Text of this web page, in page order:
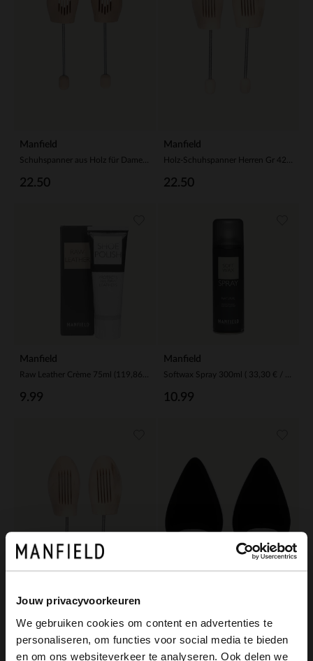
Jouw privacyvoorkeuren
We gebruiken cookies om content en advertenties te
personaliseren, om functies voor social media te bieden
en om ons websiteverkeer te analyseren. Ook delen we
Manfield
22.50
Manfield
22.50
Manfield
9.99
Manfield
10.99
Manfield
×